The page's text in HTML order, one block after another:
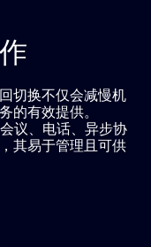
切换不仅会减慢机
的有效提供。
议、电话、异步协
其易于管理且可供